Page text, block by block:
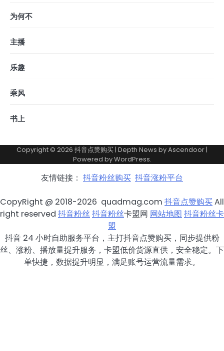
为何不
主播
乐趣
乘风
书上
Copyright © 2026 抖音点赞购买| Depth News byAscendoor|
Powered byWordPress.
友情链接： 抖音粉丝购买 抖音涨粉平台
CopyRight @ 2018-2026 quadmag.com 抖音点赞购买All
right reserved 抖音粉丝抖音粉丝卡盟网 网站地图 抖音粉丝卡
盟
抖音 24 小时自助服务平台，主打抖音点赞购买，同步提供粉
丝、涨粉、播放量提升服务，卡盟低价货源直供，安全稳定。下
单快捷，数据提升明显，满足账号运营流量需求。